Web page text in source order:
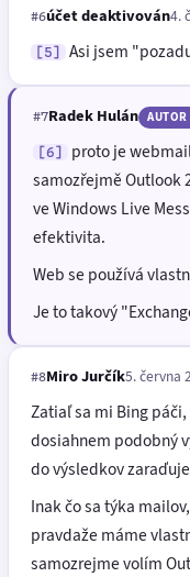
#6účet deaktivován4.
[5] Asi jsem
#7Radek Hulán AUTOR
[6]
proto je
samozřejmě Outlook
ve Windows Live
efektivita.
Web se používá
Je to takový
#8Miro Jurčík5. června
Zatiaľ sa mi Bing
dosiahnem podobný
do výsledkov
Inak čo sa týka
pravdaže máme
samozrejme volím